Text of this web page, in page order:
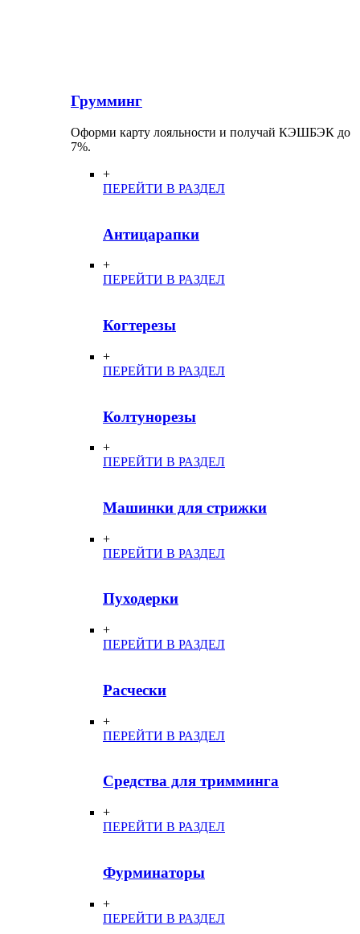
Грумминг
Оформи карту лояльности и получай КЭШБЭК до
7%.
+
ПЕРЕЙТИ В РАЗДЕЛ
Антицарапки
+
ПЕРЕЙТИ В РАЗДЕЛ
Когтерезы
+
ПЕРЕЙТИ В РАЗДЕЛ
Колтунорезы
+
ПЕРЕЙТИ В РАЗДЕЛ
Машинки для стрижки
+
ПЕРЕЙТИ В РАЗДЕЛ
Пуходерки
+
ПЕРЕЙТИ В РАЗДЕЛ
Расчески
+
ПЕРЕЙТИ В РАЗДЕЛ
Средства для тримминга
+
ПЕРЕЙТИ В РАЗДЕЛ
Фурминаторы
+
ПЕРЕЙТИ В РАЗДЕЛ